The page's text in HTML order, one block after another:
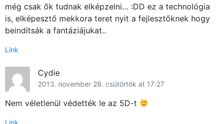
még csak ők tudnak elképzelni… :DD ez a technológia
is, elképesztő mekkora teret nyit a fejlesztőknek hogy
beindítsák a fantáziájukat..
Link
Cydie
2013. november 28. csütörtök at 17:27
Nem véletlenül védették le az 5D-t
Link